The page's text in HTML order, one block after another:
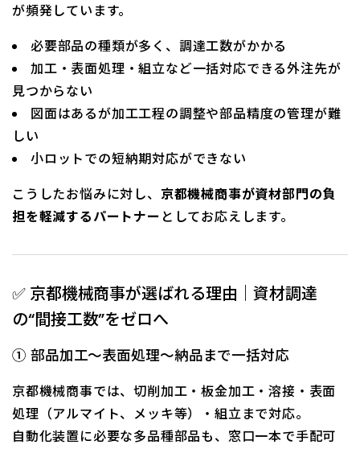
が頻発しています。
必要部品の種類が多く、調達工数がかかる
加工・表面処理・組立など一括対応できる外注先が
見つからない
図面はあるが加工工程の調整や部品精度の管理が難
しい
小ロットでの短納期対応ができない
こうしたお悩みに対し、 京都機械商事が資材部門の負
担を軽減するパートナー としてお応えします。
✅ 京都機械商事が選ばれる理由｜資材調達
の“間接工数”をゼロへ
① 部品加工～表面処理～納品まで一括対応
京都機械商事では、切削加工・板金加工・溶接・表面
処理（アルマイト、メッキ等）・組立まで対応。
自動化装置に必要な多品種部品も、窓口一本で手配可